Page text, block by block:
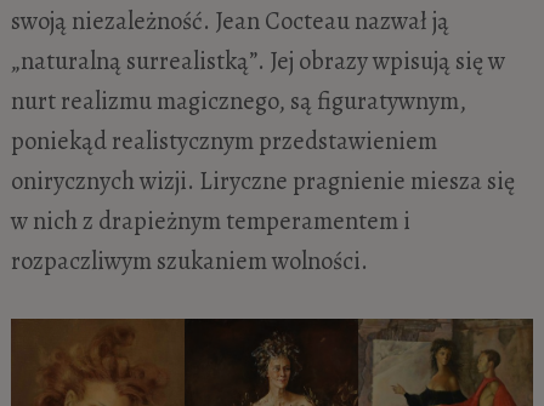
swoją niezależność. Jean Cocteau nazwał ją
„naturalną surrealistką”. Jej obrazy wpisują się w
nurt realizmu magicznego, są figuratywnym,
poniekąd realistycznym przedstawieniem
onirycznych wizji. Liryczne pragnienie miesza się
w nich z drapieżnym temperamentem i
rozpaczliwym szukaniem wolności.